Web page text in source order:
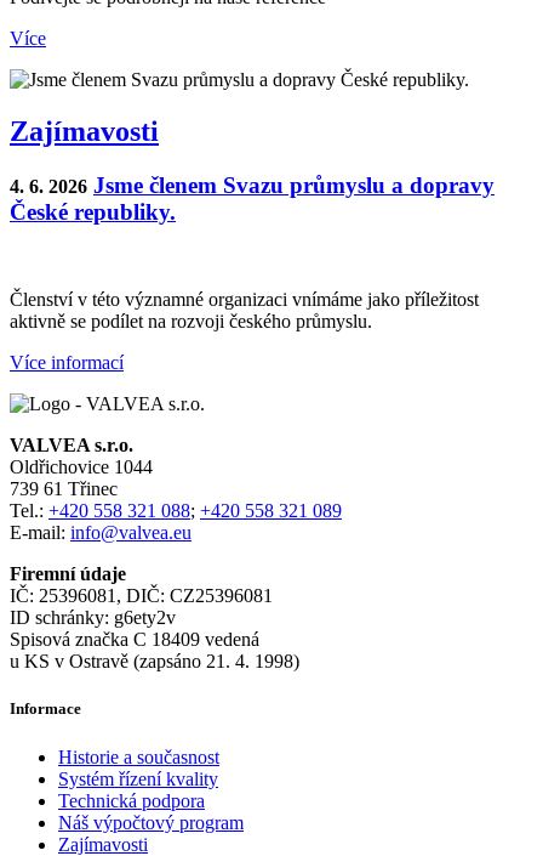
Více
Zajímavosti
4. 6. 2026 Jsme členem Svazu průmyslu a dopravy
České republiky.
Členství v této významné organizaci vnímáme jako příležitost
aktivně se podílet na rozvoji českého průmyslu.
Více informací
VALVEA s.r.o.
Oldřichovice 1044
739 61 Třinec
Tel.: +420 558 321 088; +420 558 321 089
E-mail: info@valvea.eu
Firemní údaje
IČ: 25396081, DIČ: CZ25396081
ID schránky: g6ety2v
Spisová značka C 18409 vedená
u KS v Ostravě (zapsáno 21. 4. 1998)
Informace
Historie a současnost
Systém řízení kvality
Technická podpora
Náš výpočtový program
Zajímavosti